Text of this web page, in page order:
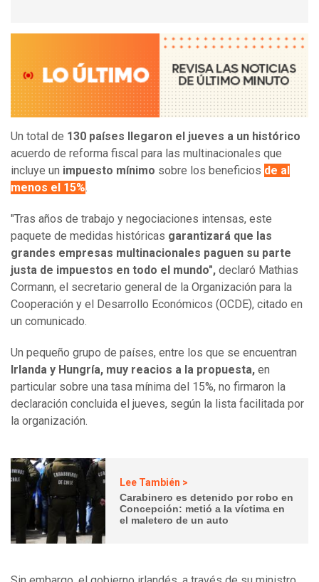
Un total de 130 países llegaron el jueves a un histórico
acuerdo de reforma fiscal para las multinacionales que
incluye un impuesto mínimo sobre los beneficios de al
menos el 15%.
"Tras años de trabajo y negociaciones intensas, este
paquete de medidas históricas garantizará que las
grandes empresas multinacionales paguen su parte
justa de impuestos en todo el mundo", declaró Mathias
Cormann, el secretario general de la Organización para la
Cooperación y el Desarrollo Económicos (OCDE), citado en
un comunicado.
Un pequeño grupo de países, entre los que se encuentran
Irlanda y Hungría, muy reacios a la propuesta, en
particular sobre una tasa mínima del 15%, no firmaron la
declaración concluida el jueves, según la lista facilitada por
la organización.
Lee También >
Carabinero es detenido por robo en
Concepción: metió a la víctima en
el maletero de un auto